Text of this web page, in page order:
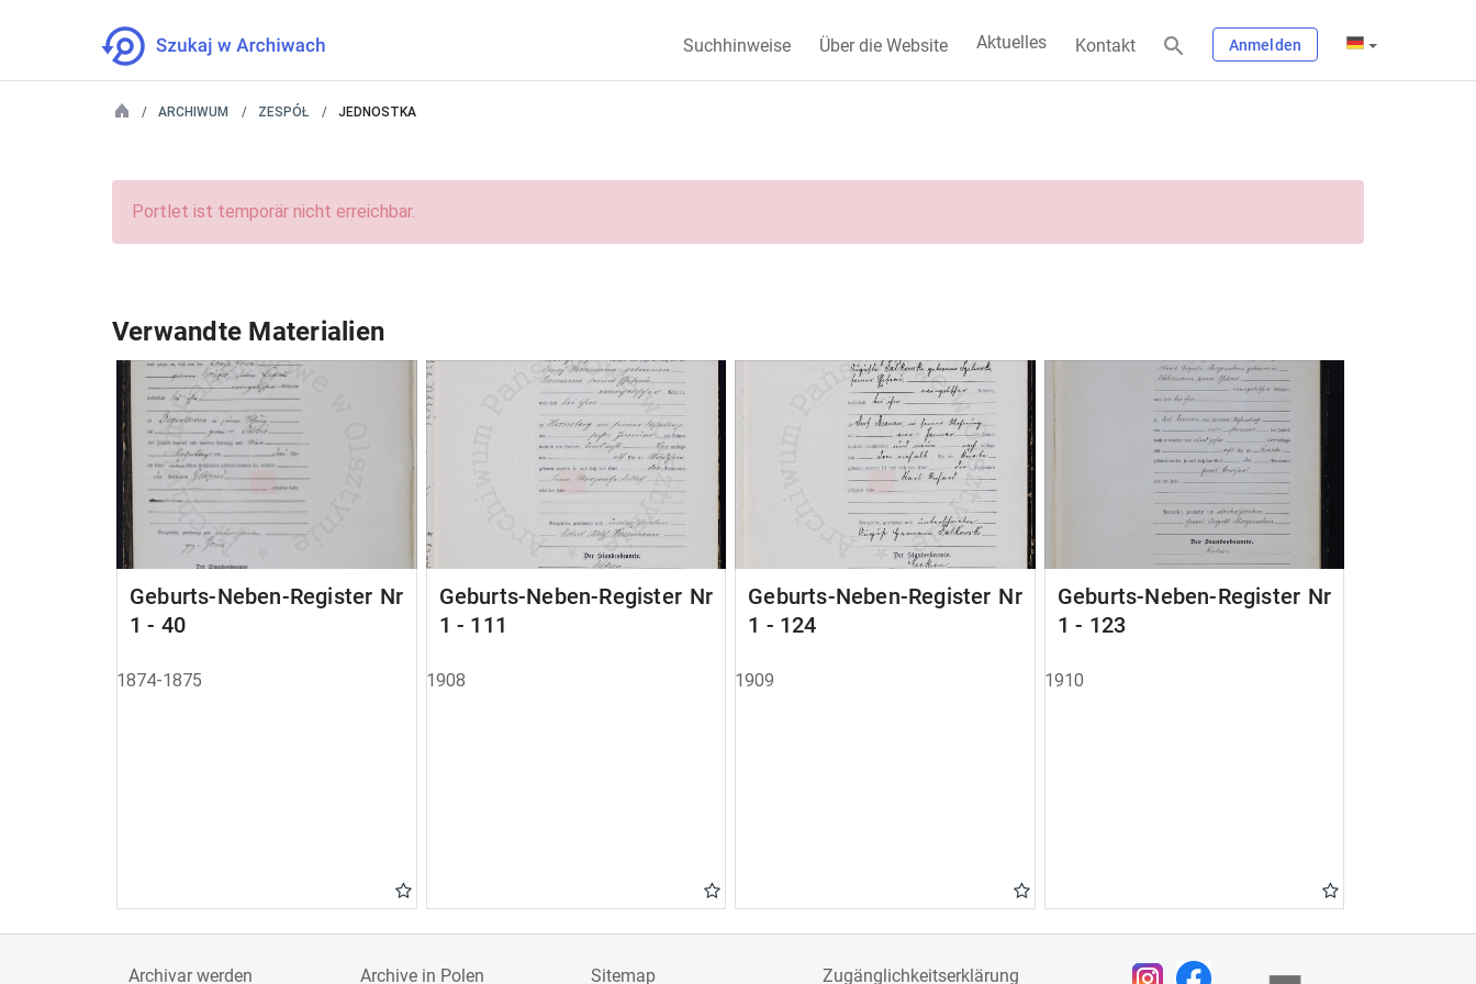
Suchhinweise Über die Website Aktuelles Kontakt Anmelden
ARCHIWUM ZESPÓŁ JEDNOSTKA
Portlet ist temporär nicht erreichbar.
Verwandte Materialien
Geburts-Neben-Register Nr
1 - 40
1874-1875
Geburts-Neben-Register Nr
1 - 111
1908
Geburts-Neben-Register Nr
1 - 124
1909
Geburts-Neben-Register Nr
1 - 123
1910
Archivar werden Archive in Polen Sitemap Zugänglichkeitserklärung